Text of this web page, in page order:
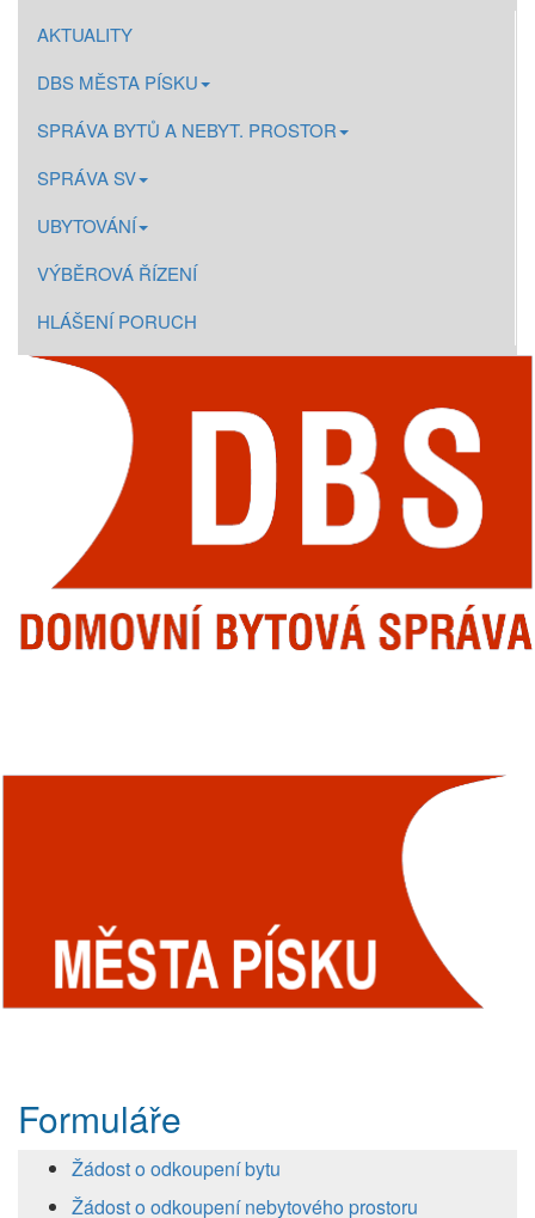
AKTUALITY
DBS MĚSTA PÍSKU
SPRÁVA BYTŮ A NEBYT. PROSTOR
SPRÁVA SV
UBYTOVÁNÍ
VÝBĚROVÁ ŘÍZENÍ
HLÁŠENÍ PORUCH
Formuláře
Žádost o odkoupení bytu
Žádost o odkoupení nebytového prostoru